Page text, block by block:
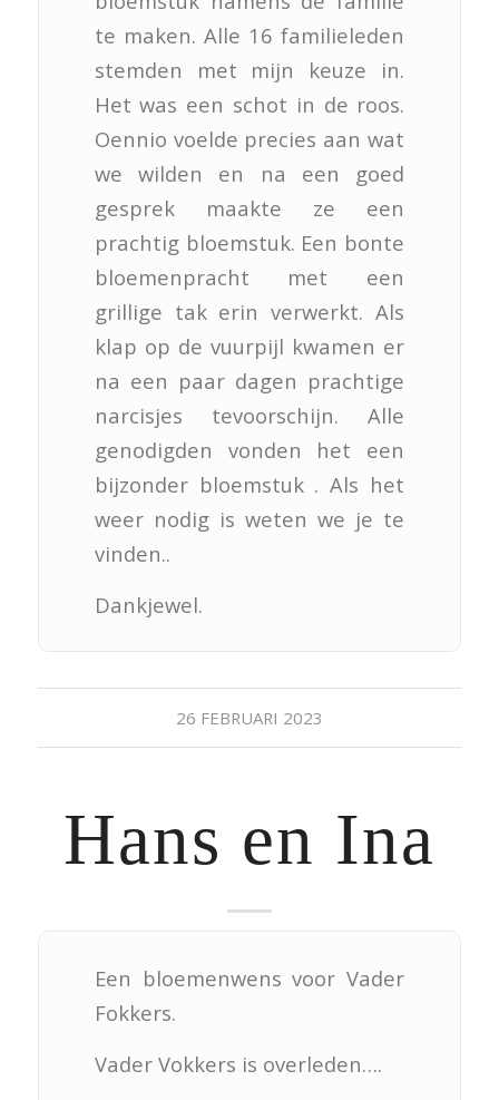
te maken. Alle 16 familieleden
stemden met mijn keuze in.
Het was een schot in de roos.
Oennio voelde precies aan wat
we wilden en na een goed
gesprek maakte ze een
prachtig bloemstuk. Een bonte
bloemenpracht met een
grillige tak erin verwerkt. Als
klap op de vuurpijl kwamen er
na een paar dagen prachtige
narcisjes tevoorschijn. Alle
genodigden vonden het een
bijzonder bloemstuk . Als het
weer nodig is weten we je te
vinden..
Dankjewel.
26 FEBRUARI 2023
Hans en Ina
Een bloemenwens voor Vader
Fokkers.
Vader Vokkers is overleden….